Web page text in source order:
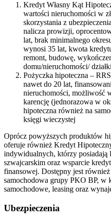
Kredyt Własny Kąt
wartości nieruchomości w
skorzystania z
nalicza prowizji,
lat, brak minimalnego
wynosi 35 lat, kwota
remont, budowę,
domu/nieruchomości/ działki
Pożyczka hipoteczna –
nawet do 20 lat,
nieruchomości, możliwość
karencję (jednorazowa w
hipoteczna również na
księgi wieczystej
Oprócz powyższych produktów
oferuje również Kredyt
indywidualnych, którzy posiadają
szwajcarskim oraz wsparcie
finansowej. Dostępny jest
samochodowa grupy PKO BP, w
samochodowe, leasing oraz
Ubezpieczenia